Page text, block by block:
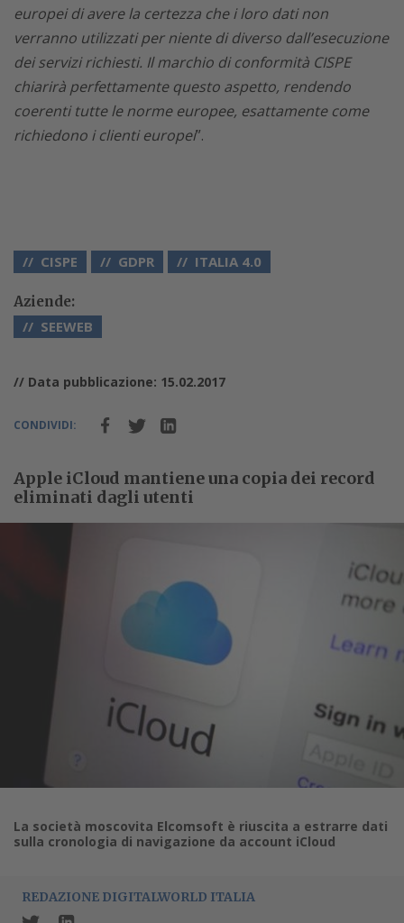
europei di avere la certezza che i loro dati non
verranno utilizzati per niente di diverso dall’esecuzione
dei servizi richiesti. Il marchio di conformità CISPE
chiarirà perfettamente questo aspetto, rendendo
coerenti tutte le norme europee, esattamente come
richiedono i clienti europei”.
CISPE GDPR ITALIA 4.0
Aziende:
SEEWEB
// Data pubblicazione: 15.02.2017
CONDIVIDI:
Apple iCloud mantiene una copia dei record
eliminati dagli utenti
La società moscovita Elcomsoft è riuscita a estrarre dati
sulla cronologia di navigazione da account iCloud
REDAZIONE DIGITALWORLD ITALIA